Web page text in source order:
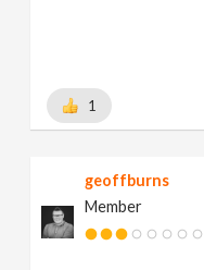
1
geoffburns
Member